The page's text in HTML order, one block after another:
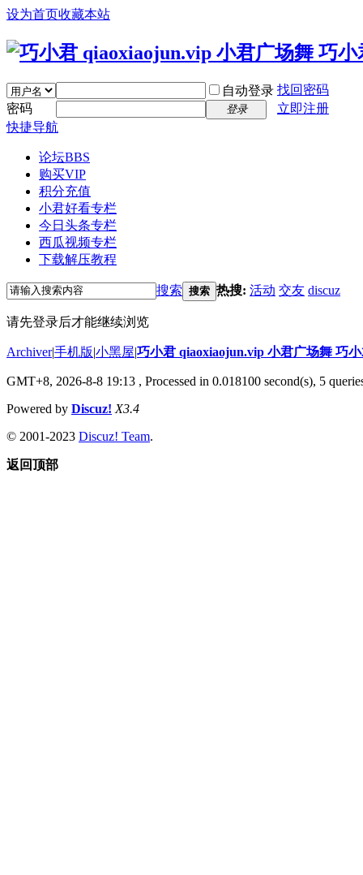
设为首页收藏本站
自动登录 找回密码
密码
登录
立即注册
快捷导航
论坛BBS
购买VIP
积分充值
小君好看专栏
今日头条专栏
西瓜视频专栏
下载解压教程
搜索 搜索 热搜: 活动 交友 discuz
请先登录后才能继续浏览
Archiver|手机版|小黑屋|巧小君 qiaoxiaojun.vip 小君广场舞 巧
GMT+8, 2026-8-8 19:13 , Processed in 0.018100 second(s), 5
Powered by Discuz! X3.4
© 2001-2023 Discuz! Team.
返回顶部